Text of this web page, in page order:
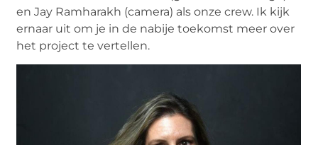
en Jay Ramharakh (camera) als onze crew. Ik kijk
ernaar uit om je in de nabije toekomst meer over
het project te vertellen.